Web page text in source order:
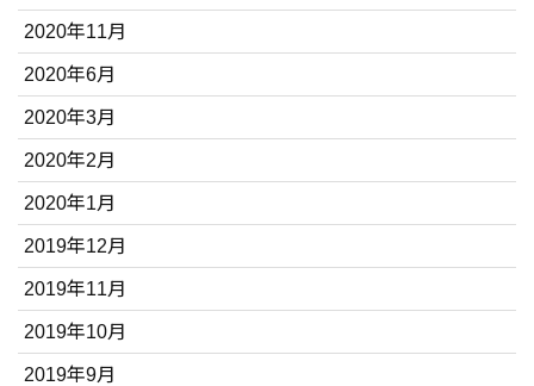
2020年11月
2020年6月
2020年3月
2020年2月
2020年1月
2019年12月
2019年11月
2019年10月
2019年9月